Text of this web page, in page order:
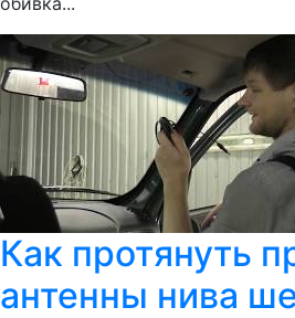
Как протянуть
антенны нива